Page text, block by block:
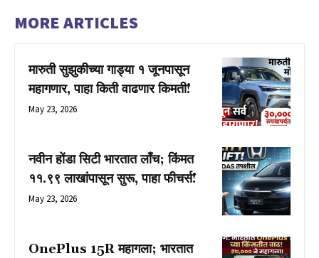
MORE ARTICLES
मारुती सुझुकीच्या गाड्या १ जूनपासून
महागणार, पाहा किती वाढणार किमती!
May 23, 2026
नवीन होंडा सिटी भारतात लाँच; किंमत
₹११.९९ लाखांपासून सुरू, पाहा फीचर्स!
May 23, 2026
OnePlus 15R महागला; भारतात